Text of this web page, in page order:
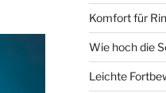
Komfort für
Wie hoch die
Leichte